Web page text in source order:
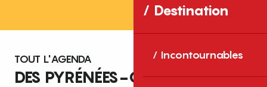
Destination
Incontournables
TOUT L'AGENDA
DES PYRÉNÉES-ORIENTALES